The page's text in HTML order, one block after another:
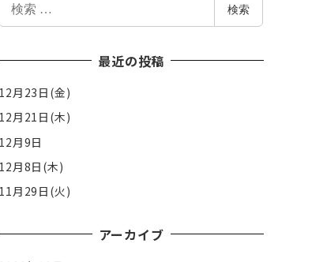
検索
最近の投稿
12月23日(金)
12月21日(木)
12月9日
12月8日(木)
11月29日(火)
アーカイブ